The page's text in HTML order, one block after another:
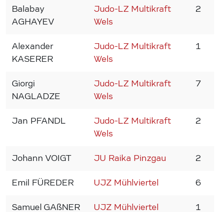
Balabay
AGHAYEV
Judo-LZ Multikraft
Wels
2
Alexander
KASERER
Judo-LZ Multikraft
Wels
1
Giorgi
NAGLADZE
Judo-LZ Multikraft
Wels
7
Jan PFANDL
Judo-LZ Multikraft
Wels
2
Johann VOIGT JU Raika Pinzgau 2
Emil FÜREDER UJZ Mühlviertel 6
Samuel GAßNER UJZ Mühlviertel 1